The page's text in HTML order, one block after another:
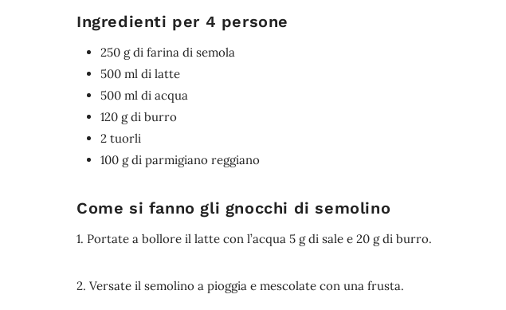
Ingredienti per 4 persone
250 g di farina di semola
500 ml di latte
500 ml di acqua
120 g di burro
2 tuorli
100 g di parmigiano reggiano
Come si fanno gli gnocchi di semolino
1. Portate a bollore il latte con l’acqua 5 g di sale e 20 g di burro.
2. Versate il semolino a pioggia e mescolate con una frusta.